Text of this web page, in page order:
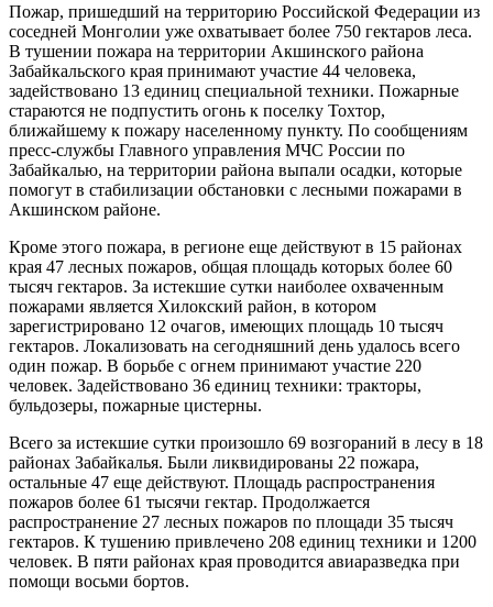
Пожар, пришедший на территорию Российской Федерации из
соседней Монголии уже охватывает более 750 гектаров леса.
В тушении пожара на территории Акшинского района
Забайкальского края принимают участие 44 человека,
задействовано 13 единиц специальной техники. Пожарные
стараются не подпустить огонь к поселку Тохтор,
ближайшему к пожару населенному пункту. По сообщениям
пресс-службы Главного управления МЧС России по
Забайкалью, на территории района выпали осадки, которые
помогут в стабилизации обстановки с лесными пожарами в
Акшинском районе.
Кроме этого пожара, в регионе еще действуют в 15 районах
края 47 лесных пожаров, общая площадь которых более 60
тысяч гектаров. За истекшие сутки наиболее охваченным
пожарами является Хилокский район, в котором
зарегистрировано 12 очагов, имеющих площадь 10 тысяч
гектаров. Локализовать на сегодняшний день удалось всего
один пожар. В борьбе с огнем принимают участие 220
человек. Задействовано 36 единиц техники: тракторы,
бульдозеры, пожарные цистерны.
Всего за истекшие сутки произошло 69 возгораний в лесу в 18
районах Забайкалья. Были ликвидированы 22 пожара,
остальные 47 еще действуют. Площадь распространения
пожаров более 61 тысячи гектар. Продолжается
распространение 27 лесных пожаров по площади 35 тысяч
гектаров. К тушению привлечено 208 единиц техники и 1200
человек. В пяти районах края проводится авиаразведка при
помощи восьми бортов.